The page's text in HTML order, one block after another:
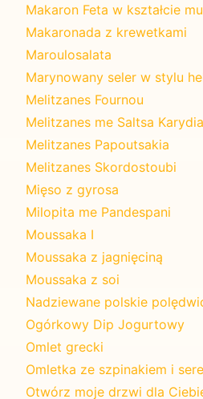
Makaron Feta w kształcie
Makaronada z krewetkami
Maroulosalata
Marynowany seler w stylu
Melitzanes Fournou
Melitzanes me Saltsa Karydia
Melitzanes Papoutsakia
Melitzanes Skordostoubi
Mięso z gyrosa
Milopita me Pandespani
Moussaka I
Moussaka z jagnięciną
Moussaka z soi
Nadziewane polskie
Ogórkowy Dip Jogurtowy
Omlet grecki
Omletka ze szpinakiem i
Otwórz moje drzwi dla